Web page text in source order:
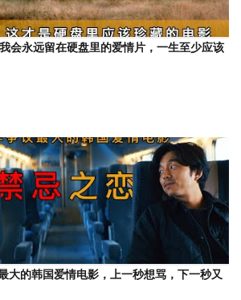
会永远留在硬盘里的爱情片，一生至少应该
大的韩国爱情电影，上一秒想骂，下一秒又